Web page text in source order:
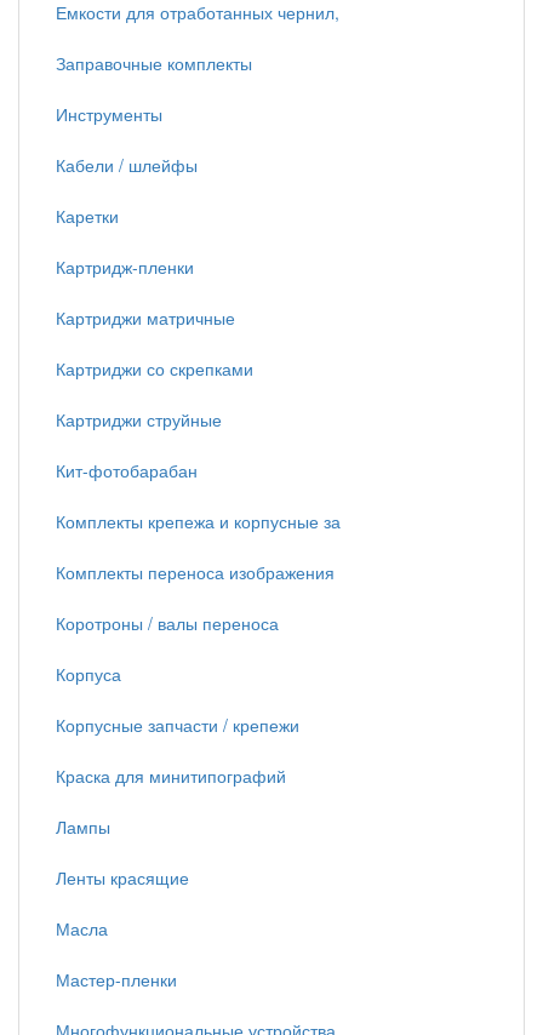
Емкости для отработанных чернил,
Заправочные комплекты
Инструменты
Кабели / шлейфы
Каретки
Картридж-пленки
Картриджи матричные
Картриджи со скрепками
Картриджи струйные
Кит-фотобарабан
Комплекты крепежа и корпусные за
Комплекты переноса изображения
Коротроны / валы переноса
Корпуса
Корпусные запчасти / крепежи
Краска для минитипографий
Лампы
Ленты красящие
Масла
Мастер-пленки
Многофункциональные устройства